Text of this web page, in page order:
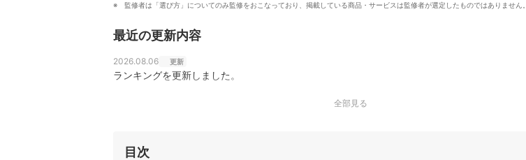
監修者は「選び方」についてのみ監修をおこなっており、掲載している商品・サービスは監修者が選定したものではありません。
最近の更新内容
2026.08.06 更新
ランキングを更新しました。
全部見る
目次